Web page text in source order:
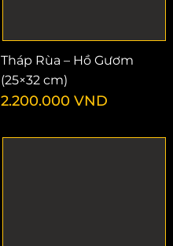
Tháp Rùa – Hồ Gươm
(25×32 cm)
2.200.000 VND